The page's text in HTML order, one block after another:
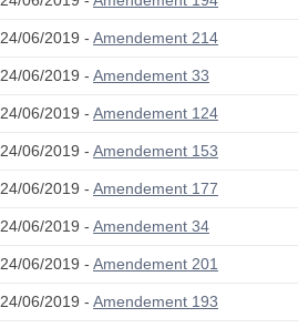
24/06/2019 - Amendement 214
24/06/2019 - Amendement 33
24/06/2019 - Amendement 124
24/06/2019 - Amendement 153
24/06/2019 - Amendement 177
24/06/2019 - Amendement 34
24/06/2019 - Amendement 201
24/06/2019 - Amendement 193